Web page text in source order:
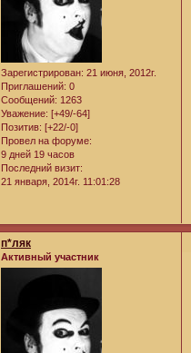
Зарегистрирован: 21 июня, 2012г.
Приглашений: 0
Сообщений: 1263
Уважение: [+49/-64]
Позитив: [+22/-0]
Провел на форуме:
9 дней 19 часов
Последний визит:
21 января, 2014г. 11:01:28
п*ляк
Активный участник